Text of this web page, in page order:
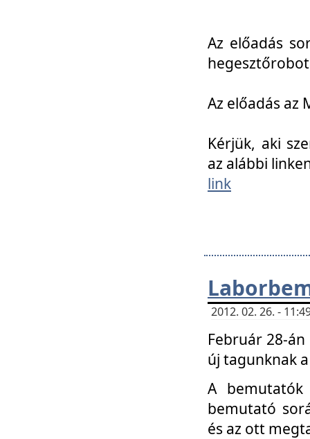
Az előadás
Az előadás az
Kérjük, aki
az alábbi
link
2012. 02. 26. -
Február 28-
új tagunknak
A
bemutató
és az ott